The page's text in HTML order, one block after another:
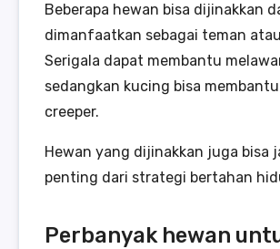
Beberapa hewan bisa dijinakkan
dimanfaatkan sebagai teman
Serigala dapat membantu
sedangkan kucing bisa
creeper.
Hewan yang dijinakkan juga bisa
penting dari strategi bertahan
Perbanyak hewan